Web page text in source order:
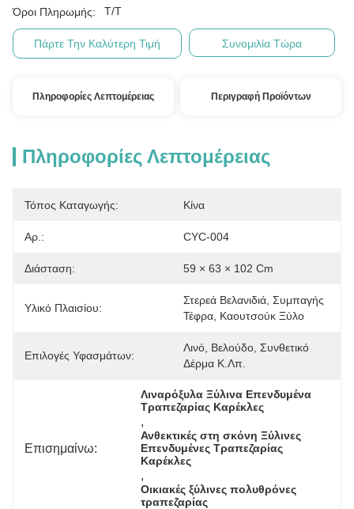
Όροι Πληρωμής: T/T
Πάρτε Την Καλύτερη Τιμή Συνομιλία Τώρα
Πληροφορίες Λεπτομέρειας Περιγραφή Προϊόντων
Πληροφορίες Λεπτομέρειας
Τόπος Καταγωγής: Κίνα
Αρ.: CYC-004
Διάσταση: 59 × 63 × 102 Cm
Υλικό Πλαισίου:
Στερεά Βελανιδιά, Συμπαγής
Τέφρα, Καουτσούκ Ξύλο
Επιλογές Υφασμάτων:
Λινό, Βελούδο, Συνθετικό
Δέρμα Κ.λπ.
Επισημαίνω:
Λιναρόξυλα Ξύλινα Επενδυμένα
Τραπεζαρίας Καρέκλες
,
Ανθεκτικές στη σκόνη Ξύλινες
Επενδυμένες Τραπεζαρίας
Καρέκλες
,
Οικιακές ξύλινες πολυθρόνες
τραπεζαρίας